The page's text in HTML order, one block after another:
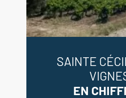
SAINTE
EN